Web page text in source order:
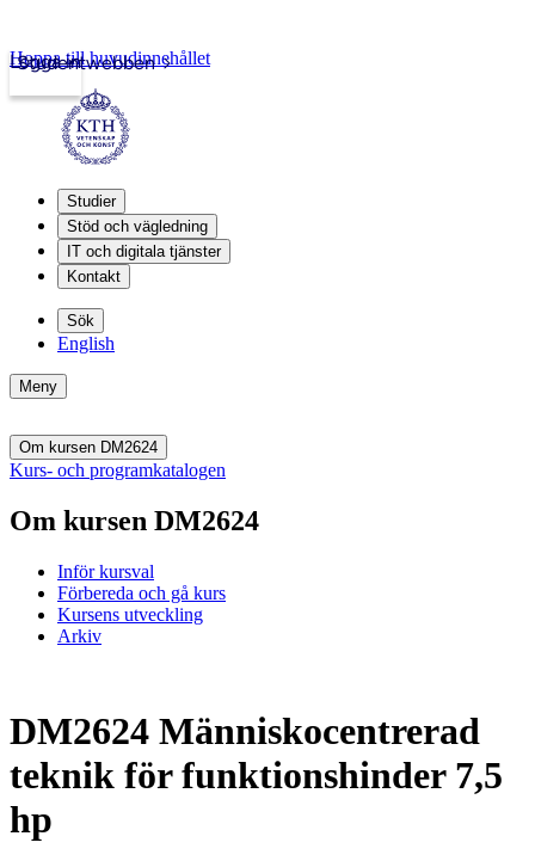
Studentwebben
Logga in
Hoppa till huvudinnehållet
Studier
Stöd och vägledning
IT och digitala tjänster
Kontakt
Sök
English
Meny
Om kursen DM2624
Kurs- och programkatalogen
Om kursen DM2624
Inför kursval
Förbereda och gå kurs
Kursens utveckling
Arkiv
DM2624 Människocentrerad
teknik för funktionshinder 7,5
hp